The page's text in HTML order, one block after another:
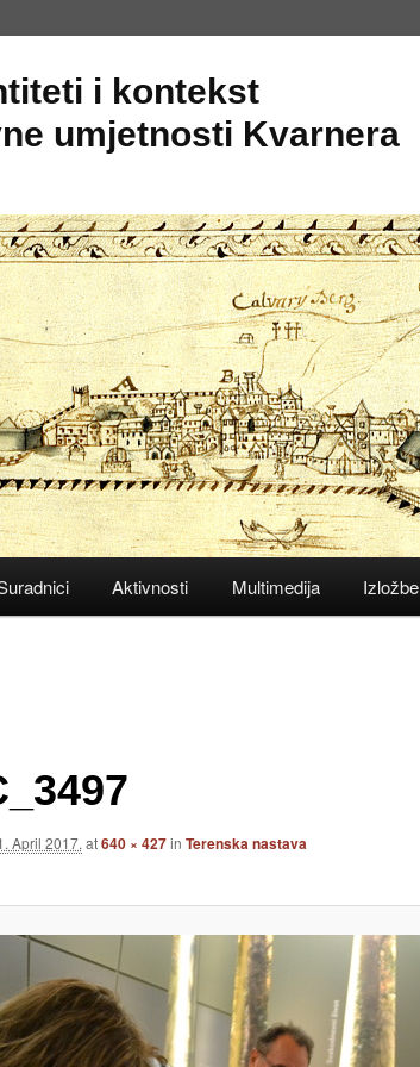
i kontekst
umjetnosti Kvarnera
Aktivnosti Multimedija Izložbe
April 2017. at640 × 427in Terenska nastava